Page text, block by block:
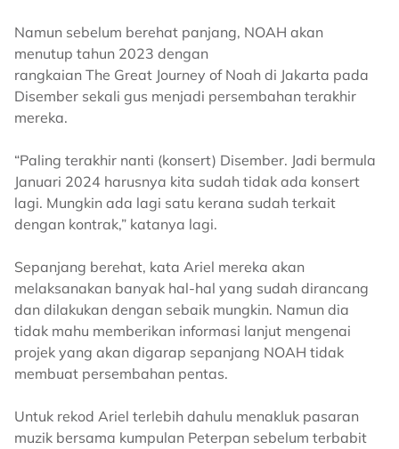
Namun sebelum berehat panjang, NOAH akan
menutup tahun 2023 dengan
rangkaian The Great Journey of Noah di Jakarta pada
Disember sekali gus menjadi persembahan terakhir
mereka.
“Paling terakhir nanti (konsert) Disember. Jadi bermula
Januari 2024 harusnya kita sudah tidak ada konsert
lagi. Mungkin ada lagi satu kerana sudah terkait
dengan kontrak,” katanya lagi.
Sepanjang berehat, kata Ariel mereka akan
melaksanakan banyak hal-hal yang sudah dirancang
dan dilakukan dengan sebaik mungkin. Namun dia
tidak mahu memberikan informasi lanjut mengenai
projek yang akan digarap sepanjang NOAH tidak
membuat persembahan pentas.
Untuk rekod Ariel terlebih dahulu menakluk pasaran
muzik bersama kumpulan Peterpan sebelum terbabit